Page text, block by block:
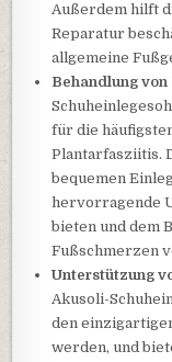
Außerdem hilft
Reparatur
allgemeine
Behandlung
für die
Plantarfasziitis.
bequemen
hervorragende
bieten und dem
Fußschmerzen
Unterstützung
Akusoli-
den
werden, und